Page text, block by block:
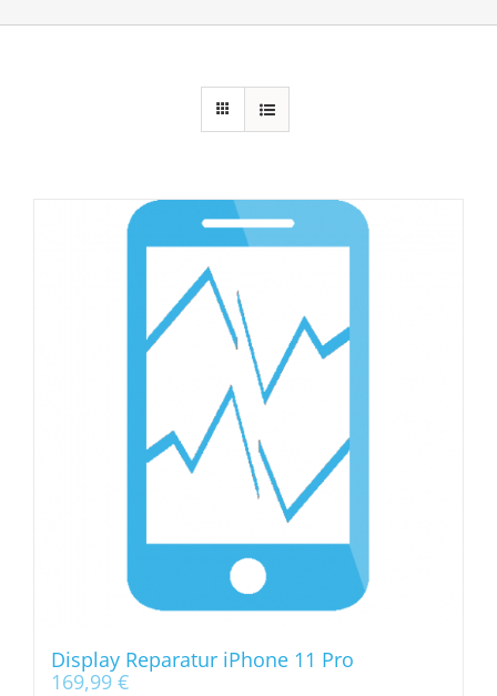
Display Reparatur iPhone 11 Pro
169,99 €